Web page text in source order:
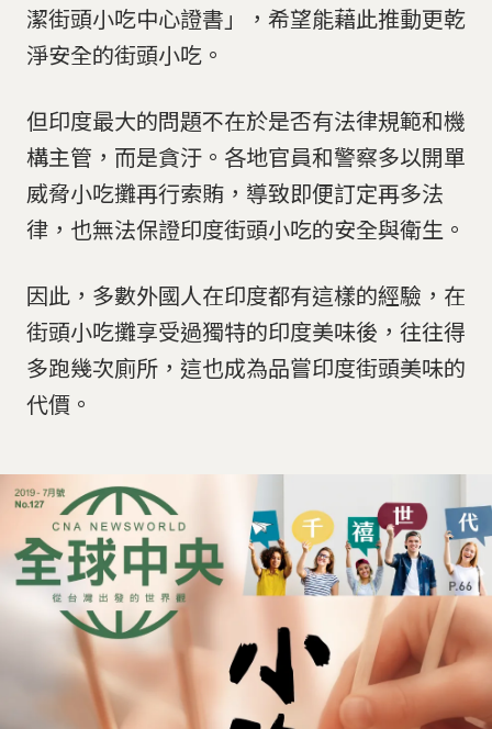
潔街頭小吃中心證書」，希望能藉此推動更乾
淨安全的街頭小吃。
但印度最大的問題不在於是否有法律規範和機
構主管，而是貪汙。各地官員和警察多以開單
威脅小吃攤再行索賄，導致即便訂定再多法
律，也無法保證印度街頭小吃的安全與衛生。
因此，多數外國人在印度都有這樣的經驗，在
街頭小吃攤享受過獨特的印度美味後，往往得
多跑幾次廁所，這也成為品嘗印度街頭美味的
代價。